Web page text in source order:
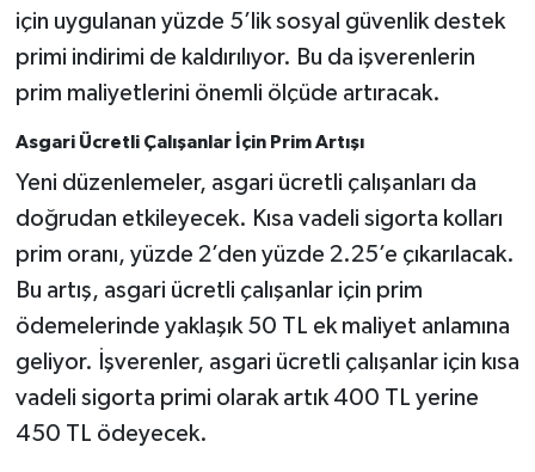
için uygulanan yüzde 5’lik sosyal güvenlik destek
primi indirimi de kaldırılıyor. Bu da işverenlerin
prim maliyetlerini önemli ölçüde artıracak.
Asgari Ücretli Çalışanlar İçin Prim Artışı
Yeni düzenlemeler, asgari ücretli çalışanları da
doğrudan etkileyecek. Kısa vadeli sigorta kolları
prim oranı, yüzde 2’den yüzde 2.25’e çıkarılacak.
Bu artış, asgari ücretli çalışanlar için prim
ödemelerinde yaklaşık 50 TL ek maliyet anlamına
geliyor. İşverenler, asgari ücretli çalışanlar için kısa
vadeli sigorta primi olarak artık 400 TL yerine
450 TL ödeyecek.